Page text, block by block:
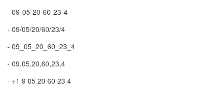
- 09-05-20-60-23-4
- 09/05/20/60/23/4
- 09_05_20_60_23_4
- 09,05,20,60,23,4
- +1 9 05 20 60 23 4